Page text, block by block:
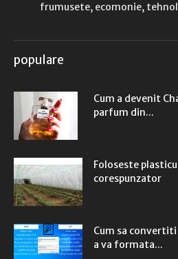
frumusete, ecomonie,
populare
Cum a devenit
parfum din...
Foloseste
corespunzator
Cum sa
a va formata...